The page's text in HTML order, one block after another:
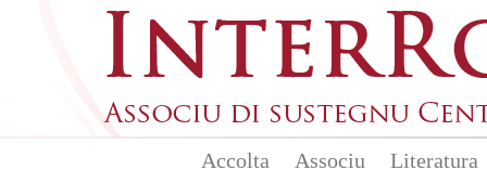
Accolta Associu Literatura